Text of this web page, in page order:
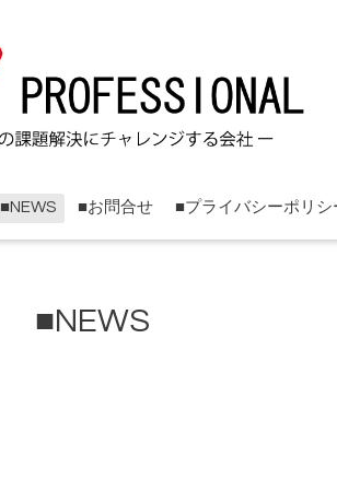
■NEWS ■お問合せ ■プライバシーポリシ
■NEWS